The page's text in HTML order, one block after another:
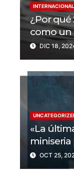
INTERNACIONAL
¿Por qué
como un
libertad
DIC 18,
«La
miniseria
trama?
OCT 25,